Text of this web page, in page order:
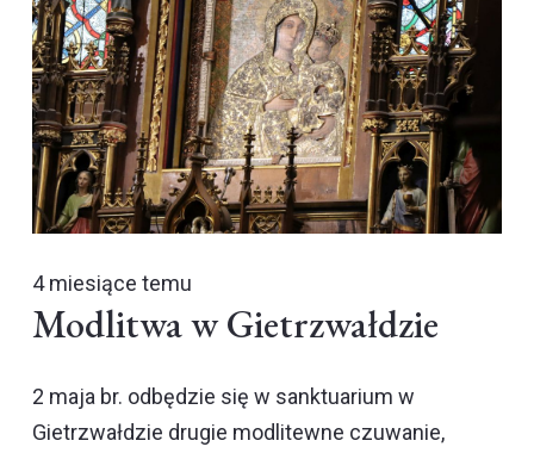
4 miesiące temu
Modlitwa w Gietrzwałdzie
2 maja br. odbędzie się w sanktuarium w
Gietrzwałdzie drugie modlitewne czuwanie,